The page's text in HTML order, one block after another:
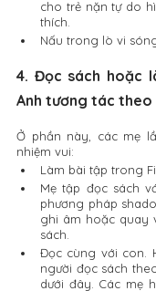
cho trẻ nặn tự do
thích.
Nấu trong lò vi
4. Đọc sách hoặc
Anh tương tác
Ở phần này, các mẹ
nhiệm vui:
Làm bài tập trong
Mẹ tập đọc sách
phương pháp
ghi âm hoặc quay
sách.
Đọc cùng với con.
người đọc sách
dưới đây. Các mẹ